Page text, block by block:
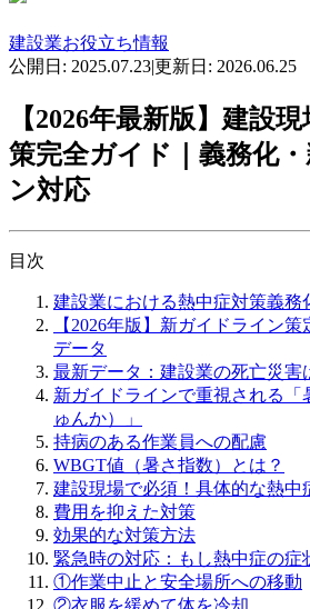
建設業お役立ち情報
公開日: 2025.07.23|更新日: 2026.06.25
【2026年最新版】建設
策完全ガイド｜義務化
ン対応
目次
建設業における熱中症対策義務
【2026年版】新ガイドライン
データ
最新データ：建設業の死亡災害
新ガイドラインで重視される「
ゅんか）」
持病のある作業員への配慮
WBGT値（暑さ指数）とは？
建設現場で必須！具体的な熱中
費用を抑えた対策
効果的な対策方法
緊急時の対応：もし熱中症の症
①作業中止と安全場所への移動
②衣服を緩めて体を冷却